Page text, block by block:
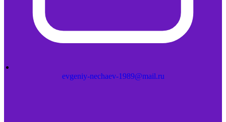
evgeniy-nechaev-1989@mail.ru